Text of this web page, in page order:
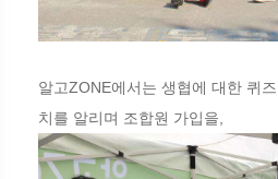
알고ZONE에서는 생협에 대한 퀴
치를 알리며 조합원 가입을,